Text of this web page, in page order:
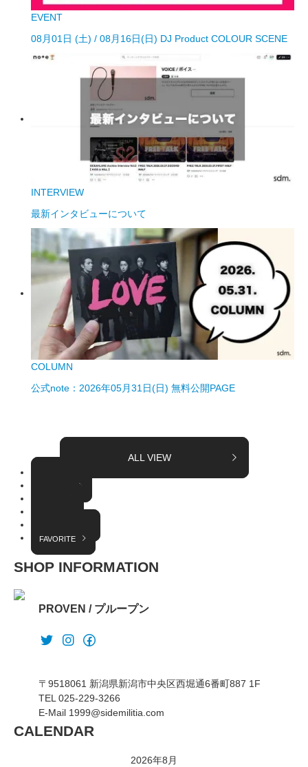
EVENT
08月01日 (土) / 08月16日(日) DJ Product COLOUR SCENE
INTERVIEW
最新インタビューについて
COLUMN
公式note：2026年05月31日(日) 無料公開PAGE
ALL VIEW
FAVORITE
SHOP INFORMATION
PROVEN / プループン
〒9518061 新潟県新潟市中央区西堀通6番町887 1F
TEL 025-229-3266
E-Mail 1999@sidemilitia.com
CALENDAR
2026年8月